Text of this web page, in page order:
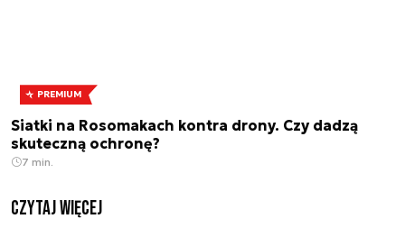
PREMIUM
Siatki na Rosomakach kontra drony. Czy dadzą
skuteczną ochronę?
7 min.
czytaj więcej